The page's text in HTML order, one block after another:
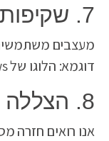
7. שקיפות ושכבות
מעצבים משתמשים
דוגמא: הלוגו של Microsoft Windows משלב שקיפות ושכבות ליצירת אפקט עומק.
8. הצללה ותלת-ממד רך
אנו רואים חזרה